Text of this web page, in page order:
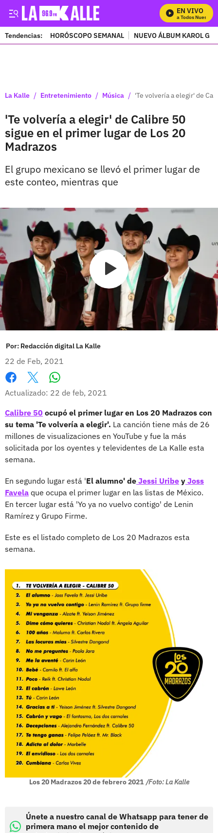
EN VIVO
Mira Todos Nuestros
Tendencias: HORÓSCOPO SEMANAL NUEVO ÁLBUM KAROL G
La Kalle / Entretenimiento / Música / 'Te volvería a elegir' de
'Te volvería a elegir' de Calibre 50
sigue en el primer lugar de Los 20
Madrazos
El grupo mexicano se llevó el primer lugar de
este conteo, mientras que
Por: Redacción digital La Kalle
22 de Feb, 2021
Facebook
X Whatsapp
Actualizado: 22 de feb, 2021
Calibre 50 ocupó el primer lugar en Los 20 Madrazos con
su tema 'Te volvería a elegir'. La canción tiene más de 26
millones de visualizaciones en YouTube y fue la más
solicitada por los oyentes y televidentes de La Kalle esta
semana.
En segundo lugar está 'El alumno' de Jessi Uribe y Joss
Favela que ocupa el primer lugar en las listas de México.
En tercer lugar está 'Yo ya no vuelvo contigo' de Lenin
Ramírez y Grupo Firme.
Este es el listado completo de Los 20 Madrazos esta
semana.
Los 20 Madrazos 20 de febrero 2021 /Foto: La Kalle
Únete a nuestro canal de Whatsapp para tener de
primera mano el mejor contenido de